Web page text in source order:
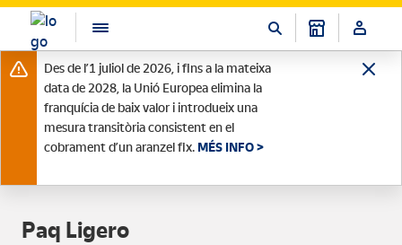
Des de l’1 juliol de 2026, i fins a la mateixa
data de 2028, la Unió Europea elimina la
franquícia de baix valor i introdueix una
mesura transitòria consistent en el
cobrament d’un aranzel fix. MÉS INFO >
Paq Ligero